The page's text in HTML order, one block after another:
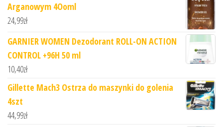
Arganowym 4Ooml
24,99zł
GARNIER WOMEN Dezodorant ROLL-ON ACTION
CONTROL +96H 50 ml
10,40zł
Gillette Mach3 Ostrza do maszynki do golenia
4szt
44,99zł